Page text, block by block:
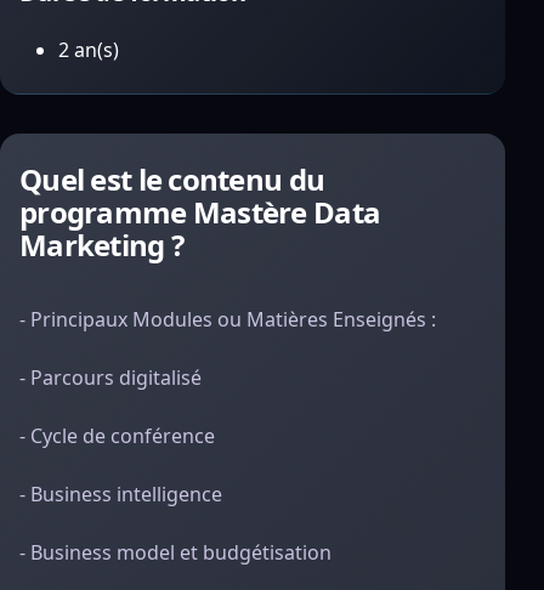
2 an(s)
Quel est le contenu du
programme Mastère Data
Marketing ?
- Principaux Modules ou Matières Enseignés :
- Parcours digitalisé
- Cycle de conférence
- Business intelligence
- Business model et budgétisation